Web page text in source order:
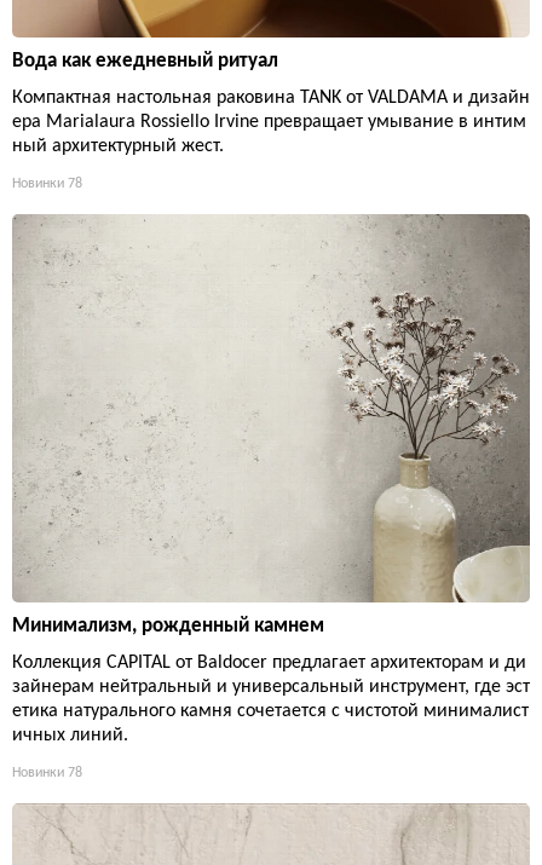
Вода как ежедневный ритуал
Компактная настольная раковина TANK от VALDAMA и дизайн
ера Marialaura Rossiello Irvine превращает умывание в интим
ный архитектурный жест.
Новинки 78
Минимализм, рожденный камнем
Коллекция CAPITAL от Baldocer предлагает архитекторам и ди
зайнерам нейтральный и универсальный инструмент, где эст
етика натурального камня сочетается с чистотой минималист
ичных линий.
Новинки 78